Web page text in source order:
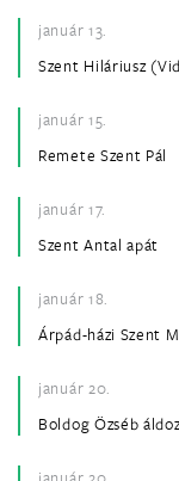
január 13.
Szent Hiláriusz
január 15.
Remete Szent Pál
január 17.
Szent Antal apát
január 18.
Árpád-házi Szent
január 20.
Boldog Özséb